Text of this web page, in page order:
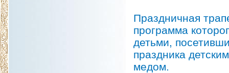
Праздничная
программа
детьми,
праздника
медом.